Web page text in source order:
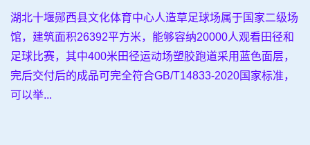
湖北十堰郧西县文化体育中心人造草足球场属于国家二级场
馆，建筑面积26392平方米，能够容纳20000人观看田径和
足球比赛，其中400米田径运动场塑胶跑道采用蓝色面层，
完后交付后的成品可完全符合GB/T14833-2020国家标准，
可以举...